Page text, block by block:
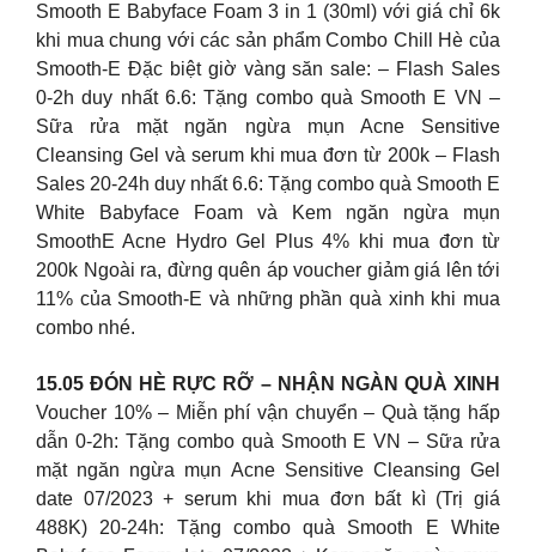
Smooth E Babyface Foam 3 in 1 (30ml) với giá chỉ 6k
khi mua chung với các sản phẩm Combo Chill Hè của
Smooth-E Đặc biệt giờ vàng săn sale: – Flash Sales
0-2h duy nhất 6.6: Tặng combo quà Smooth E VN –
Sữa rửa mặt ngăn ngừa mụn Acne Sensitive
Cleansing Gel và serum khi mua đơn từ 200k – Flash
Sales 20-24h duy nhất 6.6: Tặng combo quà Smooth E
White Babyface Foam và Kem ngăn ngừa mụn
SmoothE Acne Hydro Gel Plus 4% khi mua đơn từ
200k Ngoài ra, đừng quên áp voucher giảm giá lên tới
11% của Smooth-E và những phần quà xinh khi mua
combo nhé.
15.05 ĐÓN HÈ RỰC RỠ – NHẬN NGÀN QUÀ XINH
Voucher 10% – Miễn phí vận chuyển – Quà tặng hấp
dẫn 0-2h: Tặng combo quà Smooth E VN – Sữa rửa
mặt ngăn ngừa mụn Acne Sensitive Cleansing Gel
date 07/2023 + serum khi mua đơn bất kì (Trị giá
488K) 20-24h: Tặng combo quà Smooth E White